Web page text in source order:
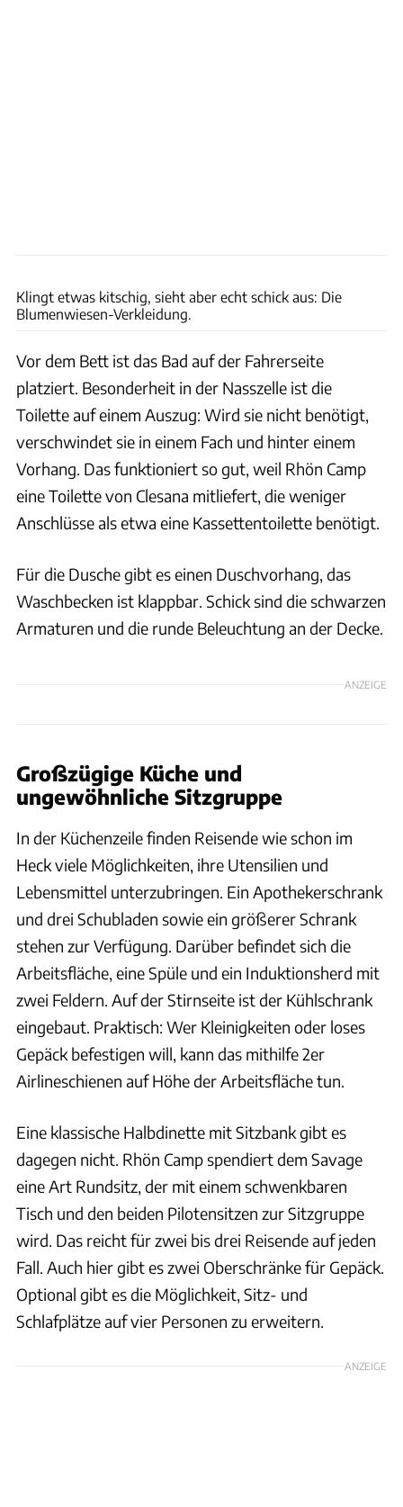
Klingt etwas kitschig, sieht aber echt schick aus: Die
Blumenwiesen-Verkleidung.
Vor dem Bett ist das Bad auf der Fahrerseite
platziert. Besonderheit in der Nasszelle ist die
Toilette auf einem Auszug: Wird sie nicht benötigt,
verschwindet sie in einem Fach und hinter einem
Vorhang. Das funktioniert so gut, weil Rhön Camp
eine Toilette von Clesana mitliefert, die weniger
Anschlüsse als etwa eine Kassettentoilette benötigt.
Für die Dusche gibt es einen Duschvorhang, das
Waschbecken ist klappbar. Schick sind die schwarzen
Armaturen und die runde Beleuchtung an der Decke.
ANZEIGE
Großzügige Küche und
ungewöhnliche Sitzgruppe
In der Küchenzeile finden Reisende wie schon im
Heck viele Möglichkeiten, ihre Utensilien und
Lebensmittel unterzubringen. Ein Apothekerschrank
und drei Schubladen sowie ein größerer Schrank
stehen zur Verfügung. Darüber befindet sich die
Arbeitsfläche, eine Spüle und ein Induktionsherd mit
zwei Feldern. Auf der Stirnseite ist der Kühlschrank
eingebaut. Praktisch: Wer Kleinigkeiten oder loses
Gepäck befestigen will, kann das mithilfe 2er
Airlineschienen auf Höhe der Arbeitsfläche tun.
Eine klassische Halbdinette mit Sitzbank gibt es
dagegen nicht. Rhön Camp spendiert dem Savage
eine Art Rundsitz, der mit einem schwenkbaren
Tisch und den beiden Pilotensitzen zur Sitzgruppe
wird. Das reicht für zwei bis drei Reisende auf jeden
Fall. Auch hier gibt es zwei Oberschränke für Gepäck.
Optional gibt es die Möglichkeit, Sitz- und
Schlafplätze auf vier Personen zu erweitern.
ANZEIGE